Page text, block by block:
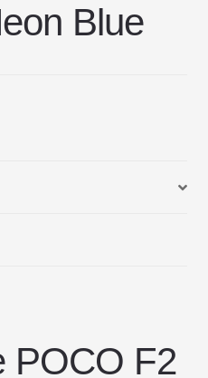
Blue
POCO F2